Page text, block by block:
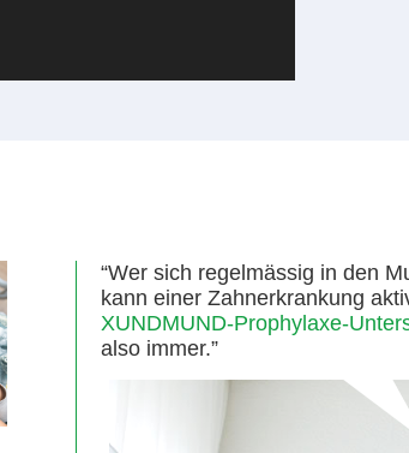
“Wer sich regelmässig in den
kann einer Zahnerkrankung
XUNDMUND-Prophylaxe-
also immer.”